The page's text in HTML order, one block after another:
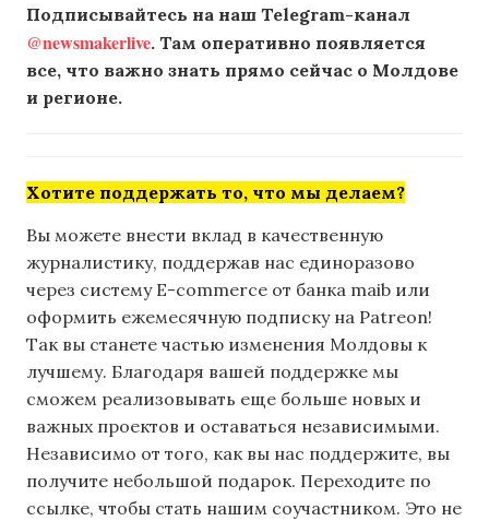
Подписывайтесь на наш Telegram-канал
@newsmakerlive. Там оперативно появляется
все, что важно знать прямо сейчас о Молдове
и регионе.
Хотите поддержать то, что мы делаем?
Вы можете внести вклад в качественную
журналистику, поддержав нас единоразово
через систему E-commerce от банка maib или
оформить ежемесячную подписку на Patreon!
Так вы станете частью изменения Молдовы к
лучшему. Благодаря вашей поддержке мы
сможем реализовывать еще больше новых и
важных проектов и оставаться независимыми.
Независимо от того, как вы нас поддержите, вы
получите небольшой подарок. Переходите по
ссылке, чтобы стать нашим соучастником. Это не